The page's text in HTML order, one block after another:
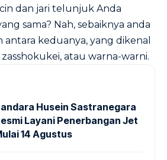
dan jari telunjuk Anda
sama? Nah, sebaiknya anda
keduanya, yang dikenal
atau warna-warni.
Husein Sastranegara
Layani Penerbangan Jet
14 Agustus